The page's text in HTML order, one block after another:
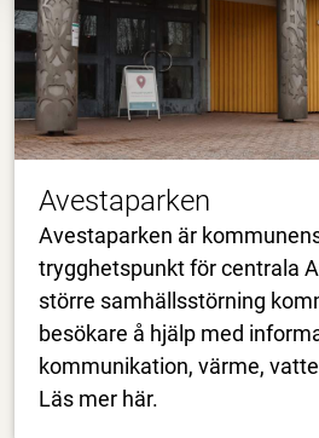
Avestaparken
Avestaparken är
trygghetspunkt för centrala
större samhällsstörning
besökare å hjälp med
kommunikation, värme,
Läs mer här.